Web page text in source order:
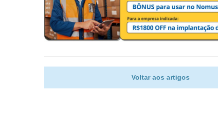
Voltar aos artigos